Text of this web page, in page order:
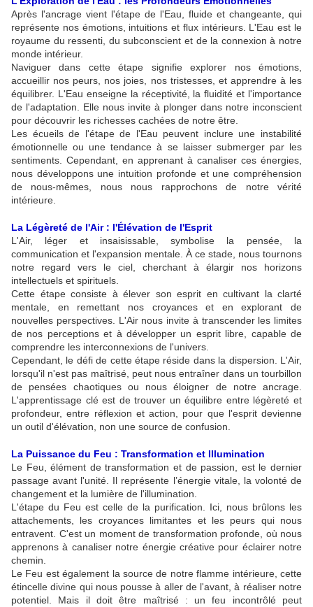
Après l'ancrage vient l'étape de l'Eau, fluide et changeante, qui
représente nos émotions, intuitions et flux intérieurs. L'Eau est le
royaume du ressenti, du subconscient et de la connexion à notre
monde intérieur.
Naviguer dans cette étape signifie explorer nos émotions,
accueillir nos peurs, nos joies, nos tristesses, et apprendre à les
équilibrer. L'Eau enseigne la réceptivité, la fluidité et l'importance
de l'adaptation. Elle nous invite à plonger dans notre inconscient
pour découvrir les richesses cachées de notre être.
Les écueils de l'étape de l'Eau peuvent inclure une instabilité
émotionnelle ou une tendance à se laisser submerger par les
sentiments. Cependant, en apprenant à canaliser ces énergies,
nous développons une intuition profonde et une compréhension
de nous-mêmes, nous nous rapprochons de notre vérité
intérieure.
La Légèreté de l'Air : l'Élévation de l'Esprit
L'Air, léger et insaisissable, symbolise la pensée, la
communication et l'expansion mentale. À ce stade, nous tournons
notre regard vers le ciel, cherchant à élargir nos horizons
intellectuels et spirituels.
Cette étape consiste à élever son esprit en cultivant la clarté
mentale, en remettant nos croyances et en explorant de
nouvelles perspectives. L'Air nous invite à transcender les limites
de nos perceptions et à développer un esprit libre, capable de
comprendre les interconnexions de l'univers.
Cependant, le défi de cette étape réside dans la dispersion. L'Air,
lorsqu'il n'est pas maîtrisé, peut nous entraîner dans un tourbillon
de pensées chaotiques ou nous éloigner de notre ancrage.
L'apprentissage clé est de trouver un équilibre entre légèreté et
profondeur, entre réflexion et action, pour que l'esprit devienne
un outil d'élévation, non une source de confusion.
La Puissance du Feu : Transformation et Illumination
Le Feu, élément de transformation et de passion, est le dernier
passage avant l'unité. Il représente l’énergie vitale, la volonté de
changement et la lumière de l'illumination.
L'étape du Feu est celle de la purification. Ici, nous brûlons les
attachements, les croyances limitantes et les peurs qui nous
entravent. C'est un moment de transformation profonde, où nous
apprenons à canaliser notre énergie créative pour éclairer notre
chemin.
Le Feu est également la source de notre flamme intérieure, cette
étincelle divine qui nous pousse à aller de l'avant, à réaliser notre
potentiel. Mais il doit être maîtrisé : un feu incontrôlé peut